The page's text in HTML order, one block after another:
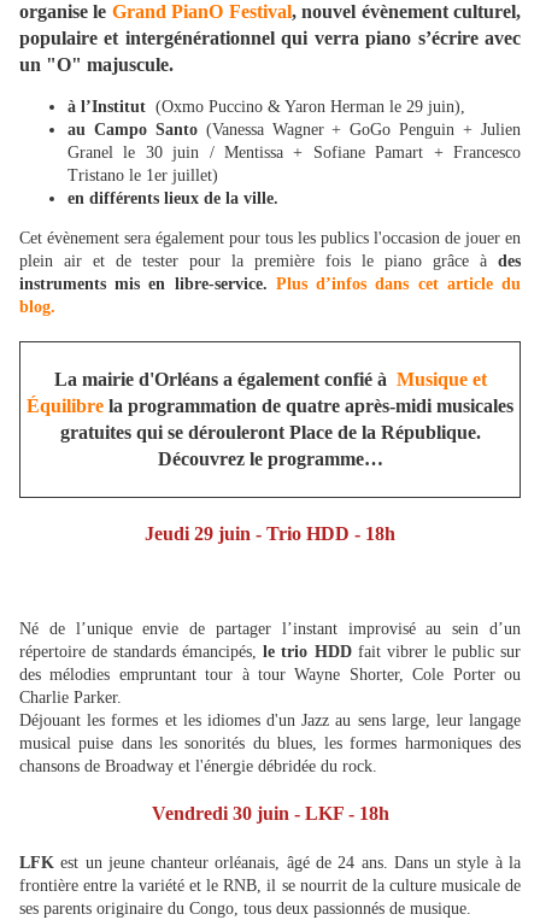
organise le Grand PianO Festival, nouvel évènement culturel,
populaire et intergénérationnel qui verra piano s’écrire avec
un "O" majuscule.
à l’Institut (Oxmo Puccino & Yaron Herman le 29 juin),
au Campo Santo(Vanessa Wagner + GoGo Penguin + Julien
Granel le 30 juin / Mentissa + Sofiane Pamart + Francesco
Tristano le 1er juillet)
en différents lieux de la ville.
Cet évènement sera également pour tous les publics l'occasion de jouer en
plein air et de tester pour la première fois le piano grâce à des
instruments mis en libre-service. Plus d’infos dans cet article du
blog.
La mairie d'Orléans a également confié à Musique et
Équilibre la programmation de quatre après-midi musicales
gratuites qui se dérouleront Place de la République.
Découvrez le programme…
Jeudi 29 juin - Trio HDD - 18h
Né de l’unique envie de partager l’instant improvisé au sein d’un
répertoire de standards émancipés, le trio HDDfait vibrer le public sur
des mélodies empruntant tour à tour Wayne Shorter, Cole Porter ou
Charlie Parker.
Déjouant les formes et les idiomes d'un Jazz au sens large, leur langage
musical puise dans les sonorités du blues, les formes harmoniques des
chansons de Broadway et l'énergie débridée du rock.
Vendredi 30 juin - LKF - 18h
LFKest un jeune chanteur orléanais, âgé de 24 ans. Dans un style à la
frontière entre la variété et le RNB, il se nourrit de la culture musicale de
ses parents originaire du Congo, tous deux passionnés de musique.